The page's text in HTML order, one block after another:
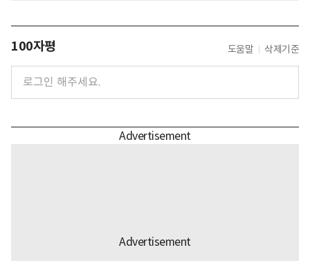
100자평 도움말 삭제기준